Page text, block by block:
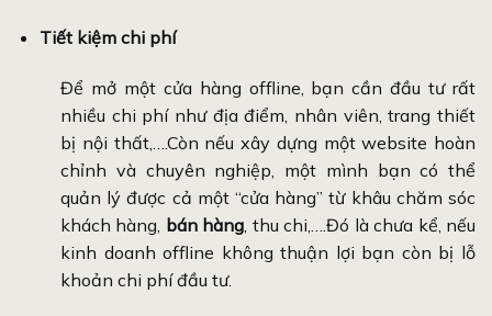
Tiết kiệm chi phí
Để mở một cửa hàng offline, bạn cần đầu tư rất
nhiều chi phí như địa điểm, nhân viên, trang thiết
bị nội thất,….Còn nếu xây dựng một website hoàn
chỉnh và chuyên nghiệp, một mình bạn có thể
quản lý được cả một “cửa hàng” từ khâu chăm sóc
khách hàng, bán hàng , thu chi,….Đó là chưa kể, nếu
kinh doanh offline không thuận lợi bạn còn bị lỗ
khoản chi phí đầu tư.